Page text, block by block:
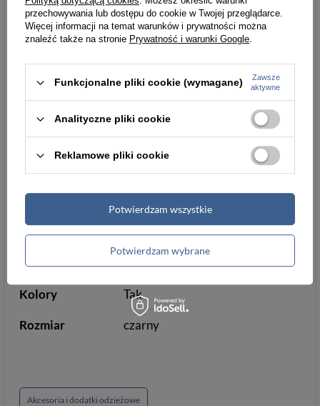
Chcesz wiedzieć więcej na temat tego
produku?Zapytaj naszego eksperta
Producent Beltimore
EAN 5903714340699
Materiał skóra naturalna
Długość (cm) do środkowego palca 23
Podszewka 5 cm
Kolory Tak
Rozmiar czarny
Akcesoria i dodatki odzieżowe
przechowywania lub dostępu do cookie w Twojej przeglądarce.
Więcej informacji na temat warunków i prywatności można
znaleźć także na stronie Prywatność i warunki Google.
Funkcjonalne pliki cookie (wymagane)
Zawsze
aktywne
Analityczne pliki cookie
Reklamowe pliki cookie
Potwierdzam wybrane
Potwierdzam wszystkie